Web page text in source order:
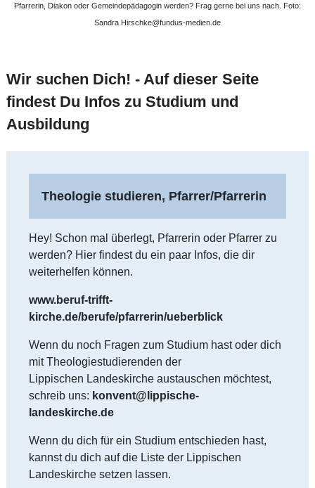
Pfarrerin, Diakon oder Gemeindepädagogin werden? Frag gerne bei uns nach. Foto:
Sandra Hirschke@fundus-medien.de
Wir suchen Dich! - Auf dieser Seite
findest Du Infos zu Studium und
Ausbildung
Theologie studieren, Pfarrer/Pfarrerin
Hey! Schon mal überlegt, Pfarrerin oder Pfarrer zu
werden? Hier findest du ein paar Infos, die dir
weiterhelfen können.
www.beruf-trifft-
kirche.de/berufe/pfarrerin/ueberblick
Wenn du noch Fragen zum Studium hast oder dich
mit Theologiestudierenden der
Lippischen Landeskirche austauschen möchtest,
schreib uns: konvent@lippische-
landeskirche.de
Wenn du dich für ein Studium entschieden hast,
kannst du dich auf die Liste der Lippischen
Landeskirche setzen lassen.